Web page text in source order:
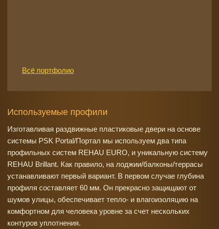
Всё портфолио
Используемые профили
Изготавливая раздвижные пластиковые двери на основе
системы PSK Portal/Портал мы используем два типа
профильных систем REHAU EURO, и уникальную систему
REHAU Brillant. Как правило, на лоджии/балконы/террасы
устанавливают первый вариант. В первом случае глубина
профиля составляет 60 мм. Он прекрасно защищают от
шумов улицы, обеспечивает тепло- и влагоизоляцию на
комфортном для человека уровне за счет нескольких
контуров уплотнения.